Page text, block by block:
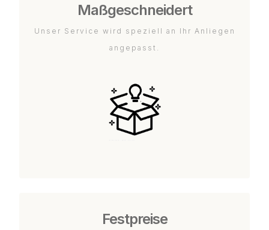
Maßgeschneidert
Unser Service wird speziell an Ihr Anliegen
angepasst.
Festpreise